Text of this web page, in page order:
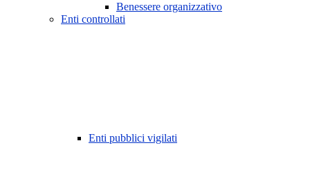
Benessere organizzativo
Enti controllati
Enti pubblici vigilati